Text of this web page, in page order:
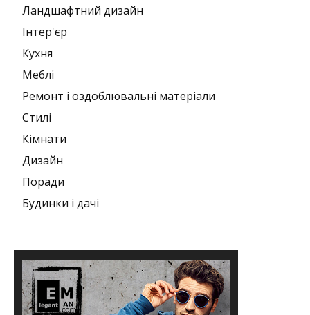
Ландшафтний дизайн
Інтер'єр
Кухня
Меблі
Ремонт і оздоблювальні матеріали
Стилі
Кімнати
Дизайн
Поради
Будинки і дачі